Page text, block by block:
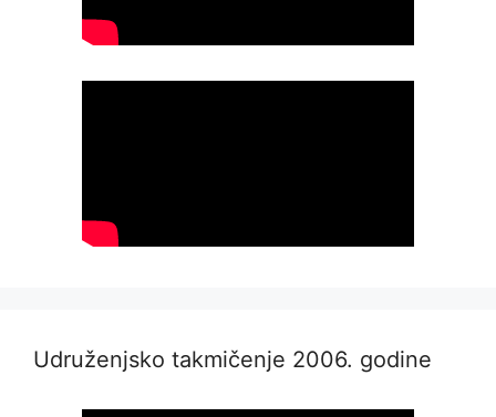
Udruženjsko takmičenje 2006. godine